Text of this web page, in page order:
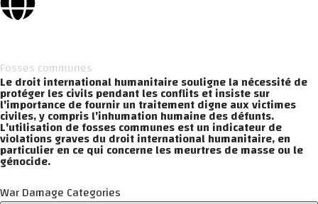
Fosses communes
Le droit international humanitaire souligne la nécessité de
protéger les civils pendant les conflits et insiste sur
l'importance de fournir un traitement digne aux victimes
civiles, y compris l'inhumation humaine des défunts.
L'utilisation de fosses communes est un indicateur de
violations graves du droit international humanitaire, en
particulier en ce qui concerne les meurtres de masse ou le
génocide.
War Damage Categories